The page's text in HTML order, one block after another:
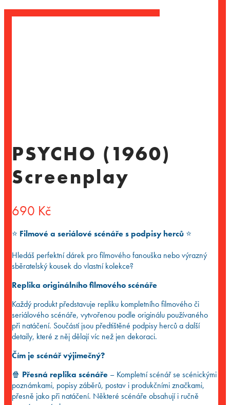
PSYCHO (1960)
Screenplay
690 Kč
⭐️ Filmové a seriálové scénáře s podpisy herců ⭐️
Hledáš perfektní dárek pro filmového fanouška nebo výrazný
sběratelský kousek do vlastní kolekce?
Replika originálního filmového scénáře
Každý produkt představuje repliku kompletního filmového či
seriálového scénáře, vytvořenou podle originálu používaného
při natáčení. Součástí jsou předtištěné podpisy herců a další
detaily, které z něj dělají víc než jen dekoraci.
Čím je scénář výjimečný?
🍿 Přesná replika scénáře – Kompletní scénář se scénickými
poznámkami, popisy záběrů, postav i produkčními značkami,
přesně jako při natáčení. Některé scénáře obsahují i ručně